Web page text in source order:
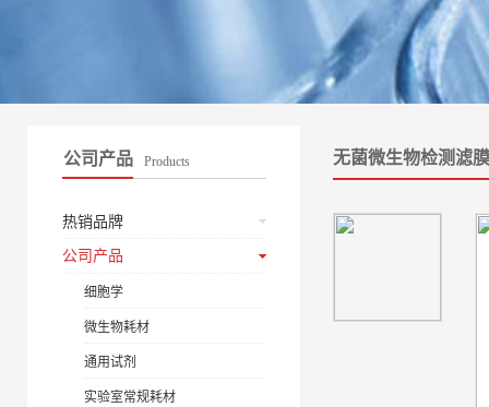
公司产品 Products
热销品牌
公司产品
细胞学
微生物耗材
通用试剂
实验室常规耗材
无菌微生物检测滤膜